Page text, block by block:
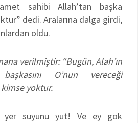
sahibi Allah’tan başka
dedi. Aralarına dalga girdi,
oldu.
verilmiştir: “Bugün, Alah’ın
O’nun vereceği
yoktur.
yer suyunu yut! Ve ey gök